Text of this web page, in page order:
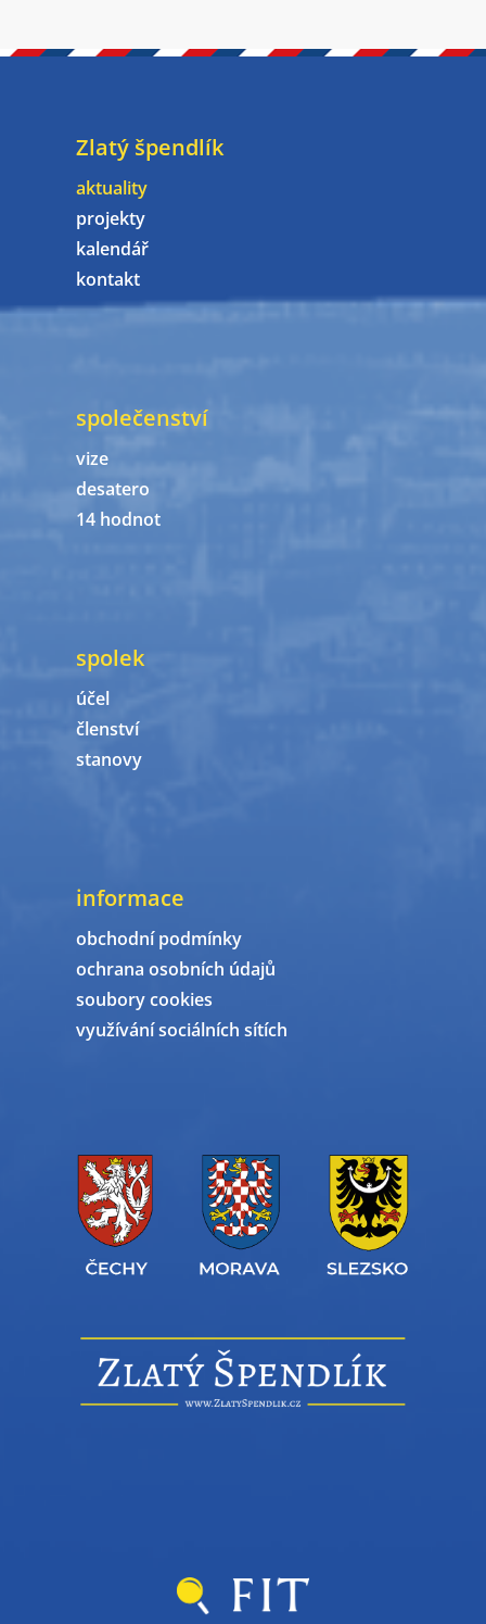
Zlatý špendlík
aktuality
projekty
kalendář
kontakt
společenství
vize
desatero
14 hodnot
spolek
účel
členství
stanovy
informace
obchodní podmínky
ochrana osobních údajů
soubory cookies
využívání sociálních sítích